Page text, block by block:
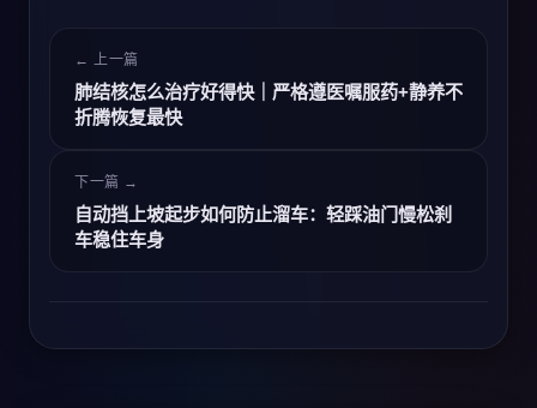
← 上一篇
肺结核怎么治疗好得快｜严格遵医嘱服药+静养不
折腾恢复最快
下一篇 →
自动挡上坡起步如何防止溜车：轻踩油门慢松刹
车稳住车身